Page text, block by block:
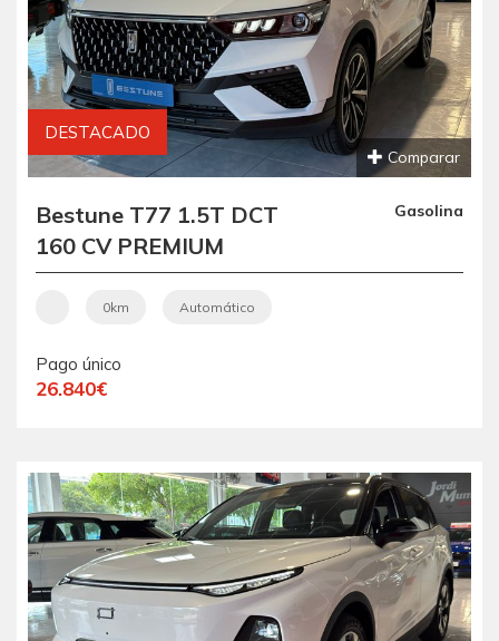
DESTACADO
Comparar
Bestune T77 1.5T DCT
160 CV PREMIUM
Gasolina
0km Automático
Pago único
26.840€